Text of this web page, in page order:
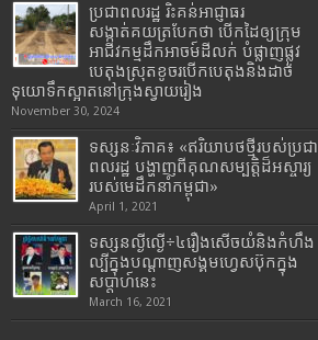
ប្រជាពលរដ្ឋ រិះគន់អាជ្ញាធរ
សង្កាត់គយត្របែកថា បើកដៃឲ្យក្រុម
អាជីវកម្មដឹកអាចម៍ដីលក់ បំផ្លាញផ្លូវ
បេតុងស្រុតខូចរបើកបេតុងនិងដាច់
ទុយោទឹកស្អាតនៅក្រុងស្វាយរៀង
November 30, 2024
ទស្សនៈវិភាគ៖ «ឥរិយាបថថ្មីរបស់ប្រជា
ពលរដ្ឋ បង្ហាញពីគុណសម្បត្តិដ៏អស្ចារ្យ
របស់មេដឹកនាំកម្ពុជា»
April 1, 2021
ទស្សនល្ងីល្ងើ÷៤រឿងសើចយំនិងកំហឹង
ល្បីក្នុងបណ្តាញសង្គមហ្វេសប៊ុកក្នុង
សប្តាហ៍នេះ
March 16, 2021